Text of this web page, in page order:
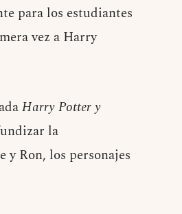
para los estudiantes
vez a Harry
Harry Potter y
la
Ron, los personajes